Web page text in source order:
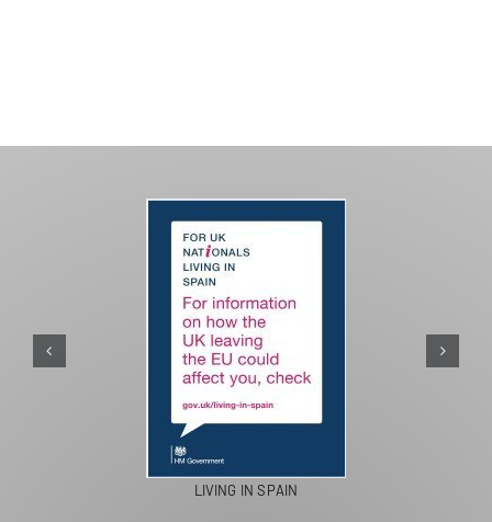
PASEOS EN CAMELLO